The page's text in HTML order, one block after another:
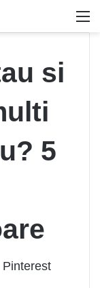
si
5
Pinterest